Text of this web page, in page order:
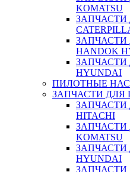
KOMATSU
ЗАПЧАСТИ
ЗАПЧАСТИ
HANDOK
ЗАПЧАСТИ
HYUNDAI
ПИЛОТНЫЕ
ЗАПЧАСТИ ДЛЯ
ЗАПЧАСТИ
HITACHI
ЗАПЧАСТИ
KOMATSU
ЗАПЧАСТИ
HYUNDAI
ЗАПЧАСТИ